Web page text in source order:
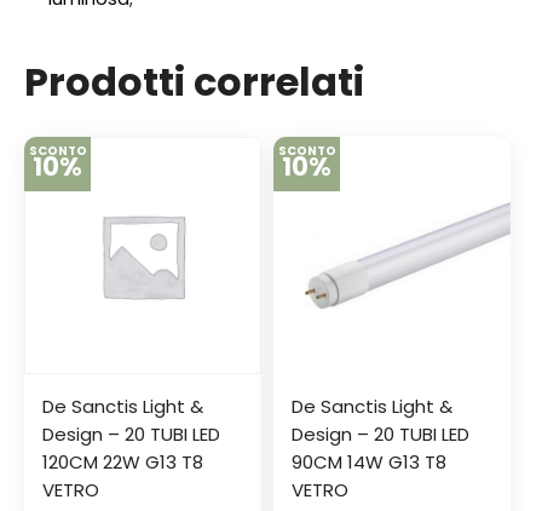
Prodotti correlati
SCONTO
10%
De Sanctis Light &
Design – 20 TUBI LED
120CM 22W G13 T8
VETRO
SCONTO
10%
De Sanctis Light &
Design – 20 TUBI LED
90CM 14W G13 T8
VETRO